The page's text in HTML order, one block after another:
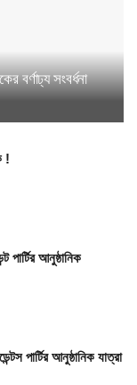
বর্ণাঢ্য সংবর্ধনা
!
পার্টির আনুষ্ঠানিক
পার্টির আনুষ্ঠানিক যাত্রা